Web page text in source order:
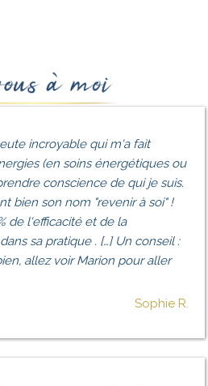
incroyable qui m'a fait
(en soins énergétiques ou
conscience de qui je suis.
bien son nom "revenir à soi" !
de l'efficacité et de la
sa pratique . […] Un conseil :
allez voir Marion pour aller
Sophie R.